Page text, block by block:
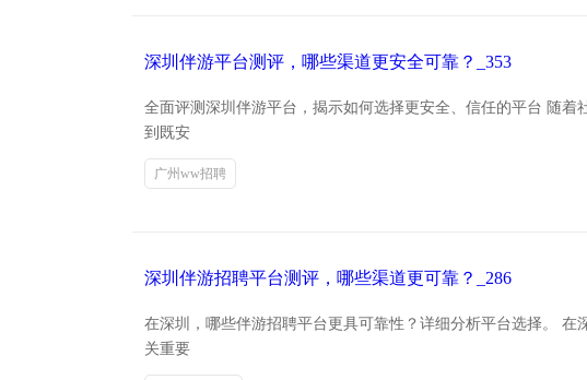
深圳伴游平台测评，哪些渠道更安全可靠？_353
全面评测深圳伴游平台，揭示如何选择更安全、信任的平台 随
到既安
广州ww招聘
深圳伴游招聘平台测评，哪些渠道更可靠？_286
在深圳，哪些伴游招聘平台更具可靠性？详细分析平台选择。
关重要